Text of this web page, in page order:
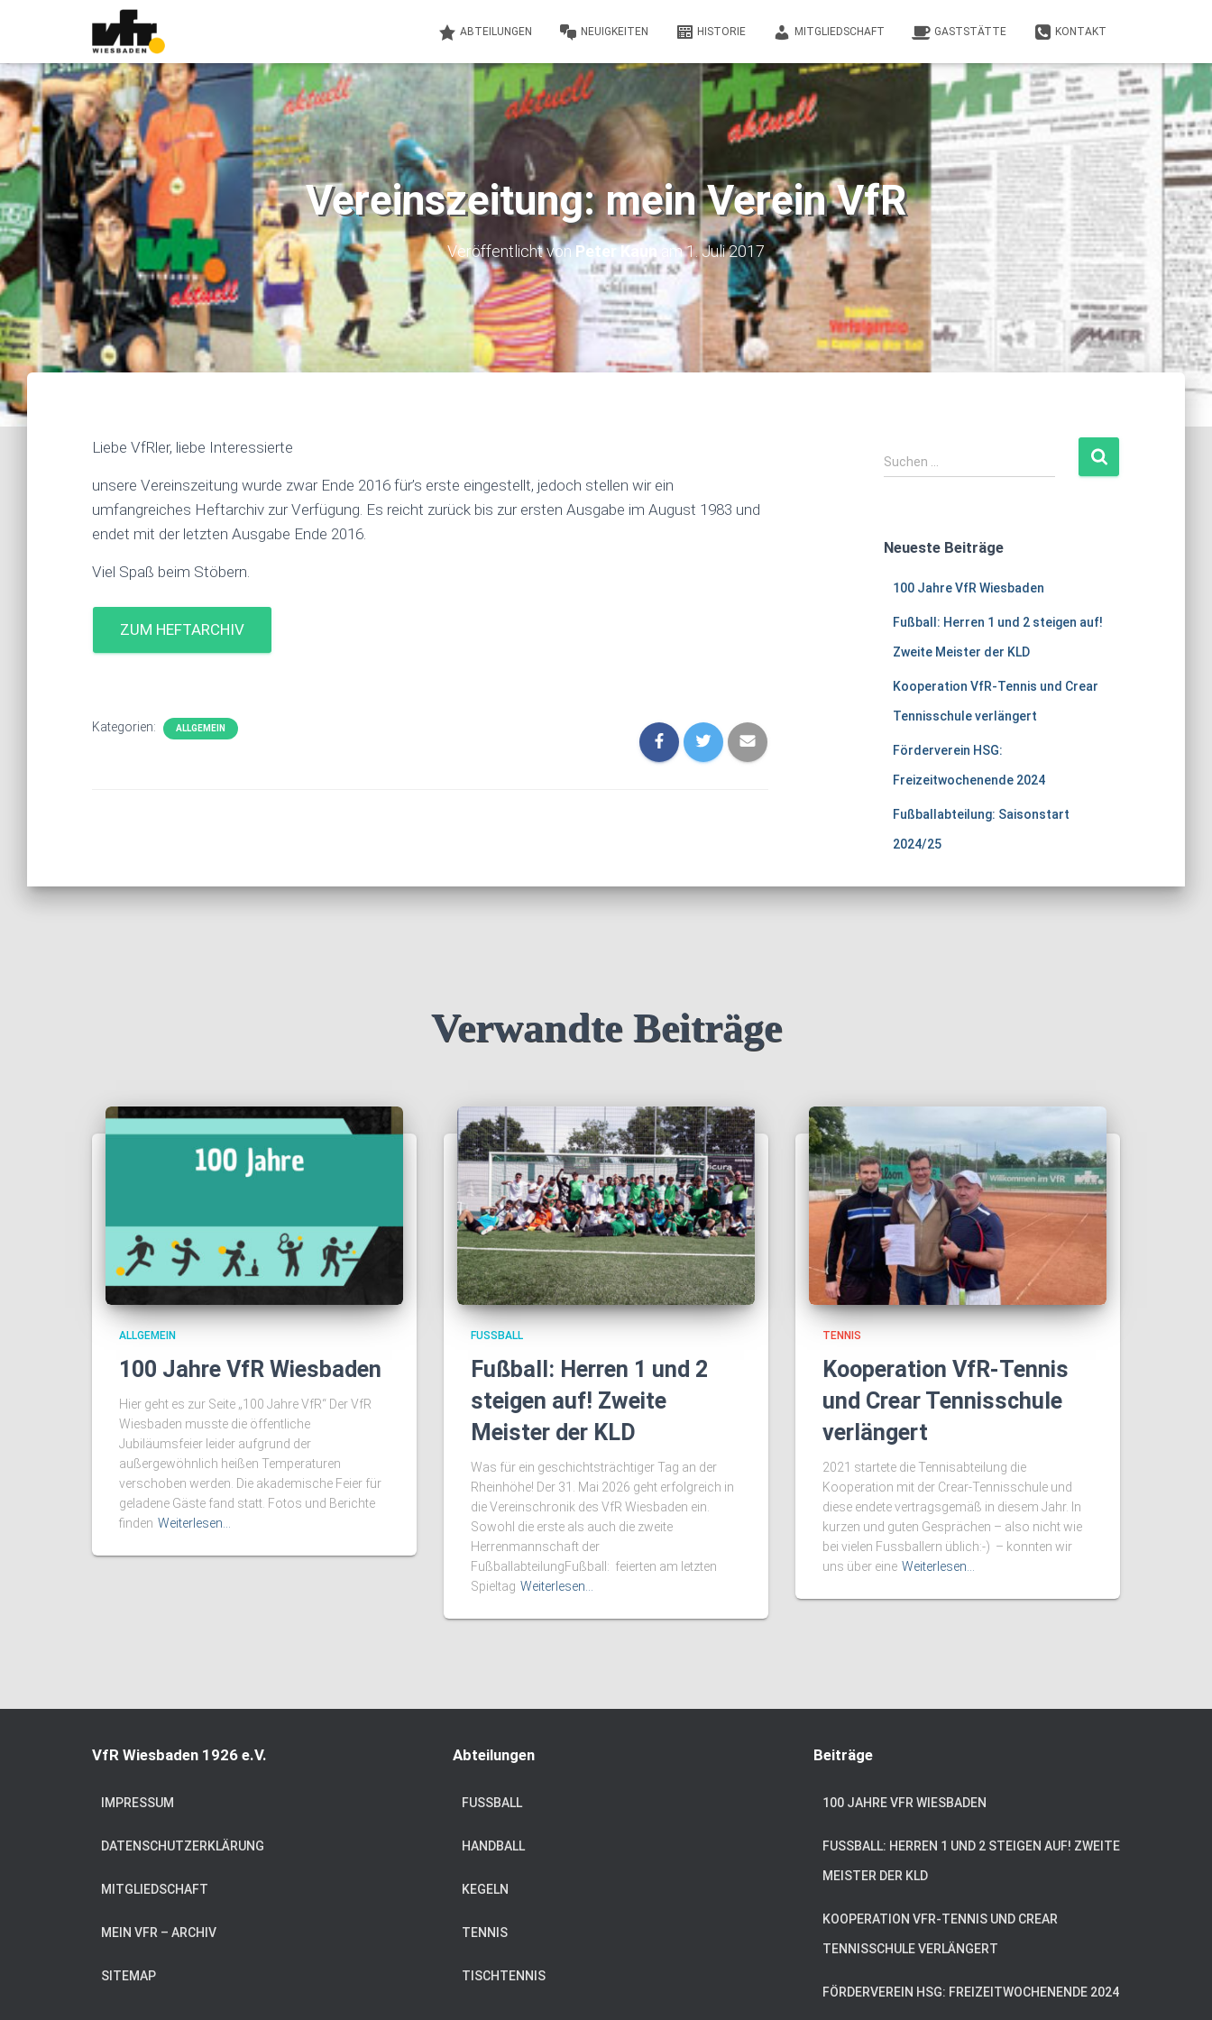
ABTEILUNGEN NEUIGKEITEN HISTORIE MITGLIEDSCHAFT GASTSTÄTTE KONTAKT
Vereinszeitung: mein Verein VfR
Veröffentlicht vonPeter Kaun am1. Juli 2017
Liebe VfRler, liebe Interessierte
unsere Vereinszeitung wurde zwar Ende 2016 für’s erste eingestellt, jedoch stellen wir ein
umfangreiches Heftarchiv zur Verfügung. Es reicht zurück bis zur ersten Ausgabe im August 1983 und
endet mit der letzten Ausgabe Ende 2016.
Viel Spaß beim Stöbern.
ZUM HEFTARCHIV
Kategorien: ALLGEMEIN
S
u
n
Suchen …
Neueste Beiträge
100 Jahre VfR Wiesbaden
Fußball: Herren 1 und 2 steigen auf!
Zweite Meister der KLD
Kooperation VfR-Tennis und Crear
Tennisschule verlängert
Förderverein HSG:
Freizeitwochenende 2024
Fußballabteilung: Saisonstart
2024/25
Verwandte Beiträge
ALLGEMEIN
100 Jahre VfR Wiesbaden
Hier geht es zur Seite „100 Jahre VfR“ Der VfR
Wiesbaden musste die öffentliche
Jubiläumsfeier leider aufgrund der
außergewöhnlich heißen Temperaturen
verschoben werden. Die akademische Feier für
geladene Gäste fand statt. Fotos und Berichte
finden Weiterlesen…
FUSSBALL
Fußball: Herren 1 und 2
steigen auf! Zweite
Meister der KLD
Was für ein geschichtsträchtiger Tag an der
Rheinhöhe! Der 31. Mai 2026 geht erfolgreich in
die Vereinschronik des VfR Wiesbaden ein.
Sowohl die erste als auch die zweite
Herrenmannschaft der
FußballabteilungFußball: feierten am letzten
Spieltag Weiterlesen…
TENNIS
Kooperation VfR-Tennis
und Crear Tennisschule
verlängert
2021 startete die Tennisabteilung die
Kooperation mit der Crear-Tennisschule und
diese endete vertragsgemäß in diesem Jahr. In
kurzen und guten Gesprächen – also nicht wie
bei vielen Fussballern üblich:-) – konnten wir
uns über eine Weiterlesen…
VfR Wiesbaden 1926 e.V.
IMPRESSUM
DATENSCHUTZERKLÄRUNG
MITGLIEDSCHAFT
MEIN VFR – ARCHIV
SITEMAP
Abteilungen
FUSSBALL
HANDBALL
KEGELN
TENNIS
TISCHTENNIS
Beiträge
100 JAHRE VFR WIESBADEN
FUSSBALL: HERREN 1 UND 2 STEIGEN AUF! ZWEITE M
EISTER DER KLD
KOOPERATION VFR-TENNIS UND CREAR
TENNISSCHULE VERLÄNGERT
FÖRDERVEREIN HSG: FREIZEITWOCHENENDE 2024